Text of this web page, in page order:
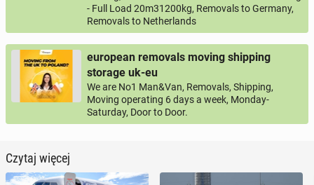
- Full Load 20m31200kg, Removals to Germany,
Removals to Netherlands
european removals moving shipping
storage uk-eu
We are No1 Man&Van, Removals, Shipping,
Moving operating 6 days a week, Monday-
Saturday, Door to Door.
Czytaj więcej